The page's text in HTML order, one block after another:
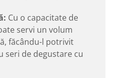
Cu o capacitate de
servi un volum
făcându-l potrivit
seri de degustare cu